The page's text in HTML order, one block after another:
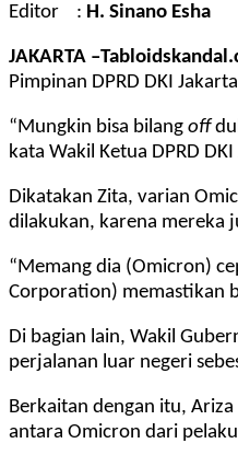
Editor : H. Sinano Esha
JAKARTA
Pimpinan DPRD DKI
“Mungkin bisa bilang off
kata Wakil Ketua DPRD
Dikatakan Zita, varian
dilakukan, karena mereka
“Memang dia (Omicron)
Corporation) memastikan
Di bagian lain, Wakil
perjalanan luar negeri
Berkaitan dengan itu,
antara Omicron dari